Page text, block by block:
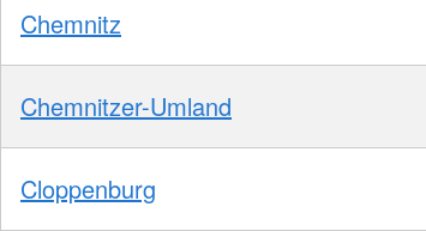
Chemnitz
Chemnitzer-Umland
Cloppenburg